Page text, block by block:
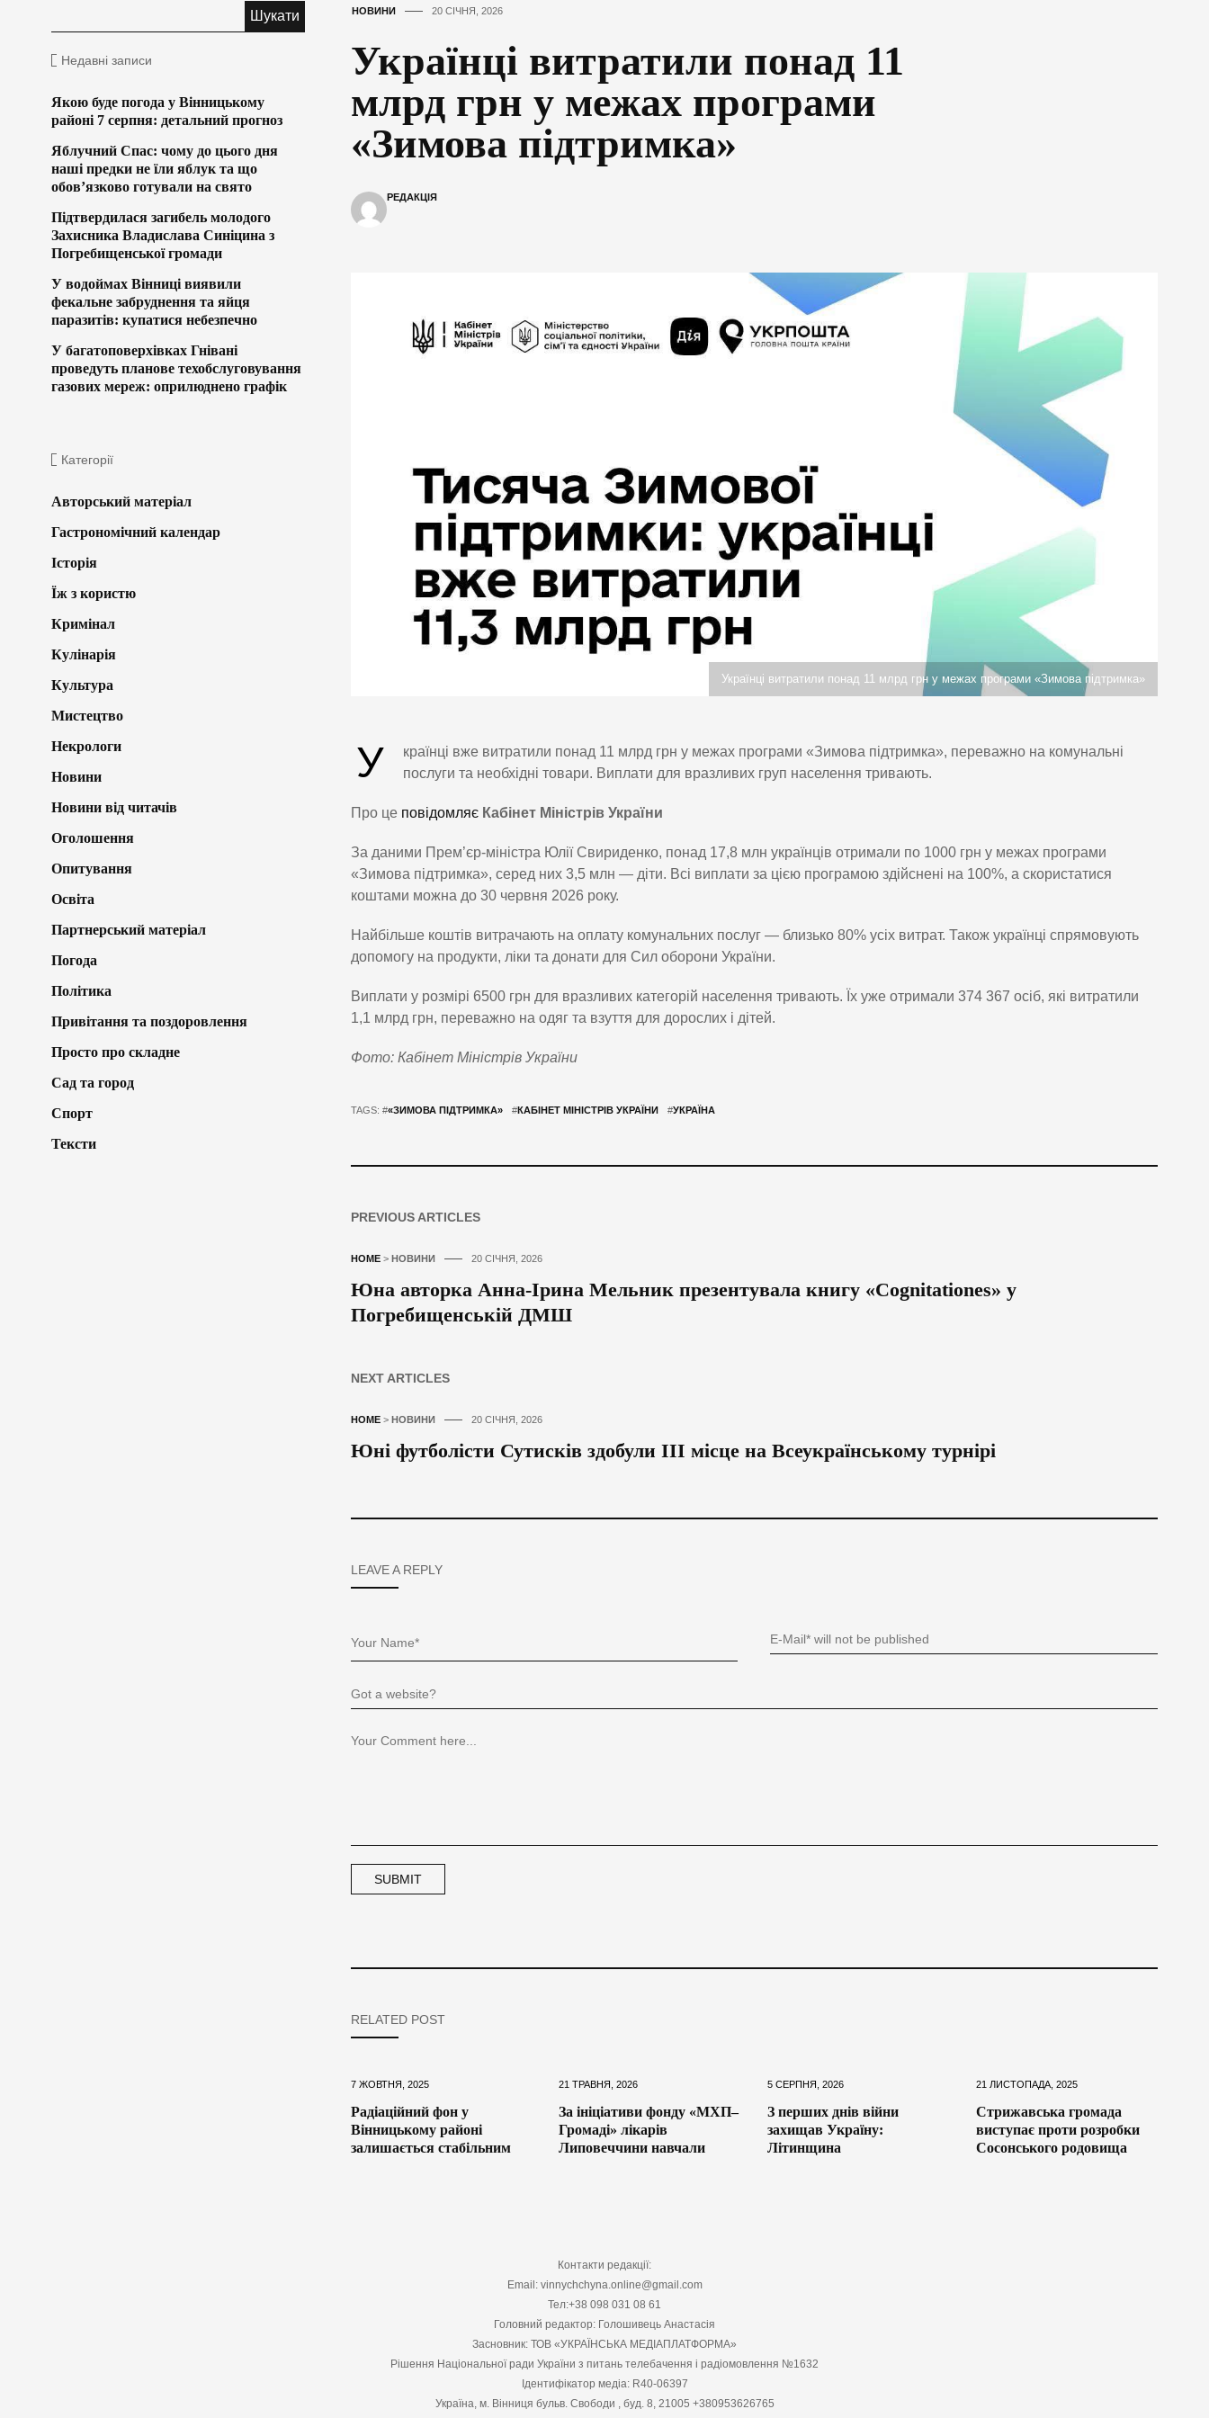
НОВИНИ 20 СІЧНЯ, 2026
Українці витратили понад 11
млрд грн у межах програми
«Зимова підтримка»
РЕДАКЦІЯ
Українці витратили понад 11 млрд грн у межах програми «Зимова підтримка»
У
країнці вже витратили понад 11 млрд грн у межах програми «Зимова підтримка», переважно на комунальні
послуги та необхідні товари. Виплати для вразливих груп населення тривають.
Про це повідомляє Кабінет Міністрів України
За даними Прем’єр-міністра Юлії Свириденко, понад 17,8 млн українців отримали по 1000 грн у межах програми
«Зимова підтримка», серед них 3,5 млн — діти. Всі виплати за цією програмою здійснені на 100%, а скористатися
коштами можна до 30 червня 2026 року.
Найбільше коштів витрачають на оплату комунальних послуг — близько 80% усіх витрат. Також українці спрямовують
допомогу на продукти, ліки та донати для Сил оборони України.
Виплати у розмірі 6500 грн для вразливих категорій населення тривають. Їх уже отримали 374 367 осіб, які витратили
1,1 млрд грн, переважно на одяг та взуття для дорослих і дітей.
Фото: Кабінет Міністрів України
TAGS: #«ЗИМОВА ПІДТРИМКА» #КАБІНЕТ МІНІСТРІВ УКРАЇНИ #УКРАЇНА
PREVIOUS ARTICLES
HOME> НОВИНИ 20 СІЧНЯ, 2026
Юна авторка Анна-Ірина Мельник презентувала книгу «Cognitationes» у
Погребищенській ДМШ
NEXT ARTICLES
HOME> НОВИНИ 20 СІЧНЯ, 2026
Юні футболісти Сутисків здобули ІІІ місце на Всеукраїнському турнірі
LEAVE A REPLY
RELATED POST
7 ЖОВТНЯ, 2025
Радіаційний фон у
Вінницькому районі
залишається стабільним
21 ТРАВНЯ, 2026
За ініціативи фонду «МХП–
Громаді» лікарів
Липовеччини навчали
5 СЕРПНЯ, 2026
З перших днів війни
захищав Україну:
Літинщина
21 ЛИСТОПАДА, 2025
Стрижавська громада
виступає проти розробки
Сосонського родовища
Недавні записи
Якою буде погода у Вінницькому
районі 7 серпня: детальний прогноз
Яблучний Спас: чому до цього дня
наші предки не їли яблук та що
обов’язково готували на свято
Підтвердилася загибель молодого
Захисника Владислава Синіцина з
Погребищенської громади
У водоймах Вінниці виявили
фекальне забруднення та яйця
паразитів: купатися небезпечно
У багатоповерхівках Гнівані
проведуть планове техобслуговування
газових мереж: оприлюднено графік
Категорії
Авторський матеріал
Гастрономічний календар
Історія
Їж з користю
Кримінал
Кулінарія
Культура
Мистецтво
Некрологи
Новини
Новини від читачів
Оголошення
Опитування
Освіта
Партнерський матеріал
Погода
Політика
Привітання та поздоровлення
Просто про складне
Сад та город
Спорт
Тексти
Контакти редакції:
Email: vinnychchyna.online@gmail.com
Тел:+38 098 031 08 61
Головний редактор: Голошивець Анастасія
Засновник: ТОВ «УКРАЇНСЬКА МЕДІАПЛАТФОРМА»
Рішення Національної ради України з питань телебачення і радіомовлення №1632
Ідентифікатор медіа: R40-06397
Україна, м. Вінниця бульв. Свободи , буд. 8, 21005 +380953626765